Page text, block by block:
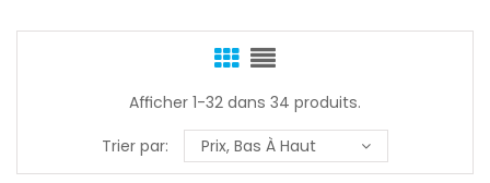
Afficher 1-32 dans 34 produits.
Trier par:
Prix, Bas À Haut